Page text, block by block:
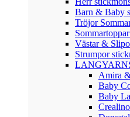
Barn & Baby
Tröjor
Västar &
Strumpor
Amira
Baby
Baby